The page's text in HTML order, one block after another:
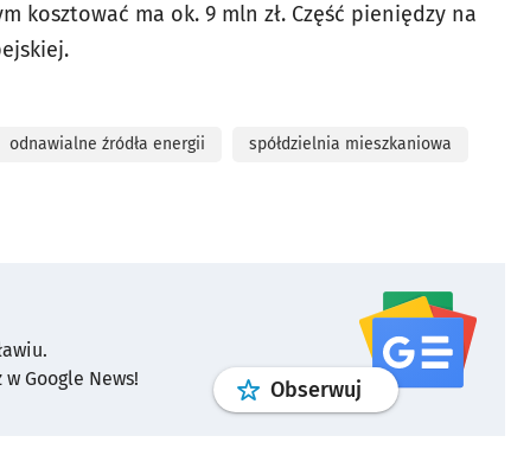
kosztować ma ok. 9 mln zł. Część pieniędzy na
odnawialne źródła energii spółdzielnia mieszkaniowa
Google News!
Obserwuj profilgoogle news